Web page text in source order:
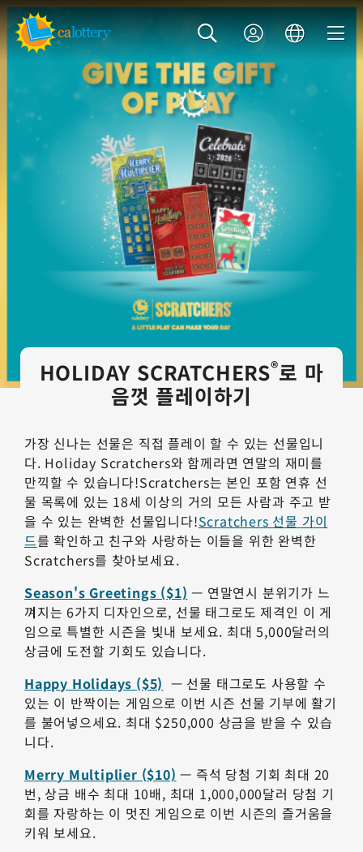
HOLIDAY SCRATCHERS®로 마
음껏 플레이하기
가장 신나는 선물은 직접 플레이 할 수 있는 선물입니
다. Holiday Scratchers와 함께라면 연말의 재미를
만끽할 수 있습니다!Scratchers는 본인 포함 연휴 선
물 목록에 있는 18세 이상의 거의 모든 사람과 주고 받
을 수 있는 완벽한 선물입니다!Scratchers 선물 가이
드를 확인하고 친구와 사랑하는 이들을 위한 완벽한
Scratchers를 찾아보세요.
Season's Greetings ($1) — 연말연시 분위기가 느
껴지는 6가지 디자인으로, 선물 태그로도 제격인 이 게
임으로 특별한 시즌을 빛내 보세요. 최대 5,000달러의
상금에 도전할 기회도 있습니다.
Happy Holidays ($5) — 선물 태그로도 사용할 수
있는 이 반짝이는 게임으로 이번 시즌 선물 기부에 활기
를 불어넣으세요. 최대 $250,000 상금을 받을 수 있습
니다.
Merry Multiplier ($10) — 즉석 당첨 기회 최대 20
번, 상금 배수 최대 10배, 최대 1,000,000달러 당첨 기
회를 자랑하는 이 멋진 게임으로 이번 시즌의 즐거움을
키워 보세요.